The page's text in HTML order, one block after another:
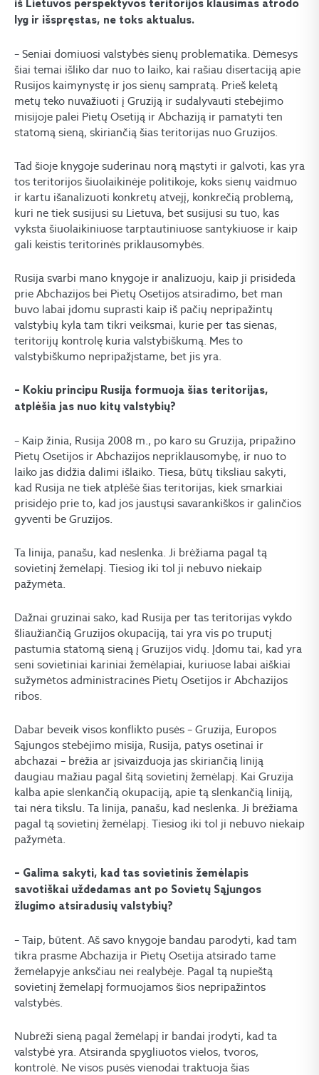
iš Lietuvos perspektyvos teritorijos klausimas atrodo
lyg ir išspręstas, ne toks aktualus.
– Seniai domiuosi valstybės sienų problematika. Dėmesys
šiai temai išliko dar nuo to laiko, kai rašiau disertaciją apie
Rusijos kaimynystę ir jos sienų sampratą. Prieš keletą
metų teko nuvažiuoti į Gruziją ir sudalyvauti stebėjimo
misijoje palei Pietų Osetiją ir Abchaziją ir pamatyti ten
statomą sieną, skiriančią šias teritorijas nuo Gruzijos.
Tad šioje knygoje suderinau norą mąstyti ir galvoti, kas yra
tos teritorijos šiuolaikinėje politikoje, koks sienų vaidmuo
ir kartu išanalizuoti konkretų atvejį, konkrečią problemą,
kuri ne tiek susijusi su Lietuva, bet susijusi su tuo, kas
vyksta šiuolaikiniuose tarptautiniuose santykiuose ir kaip
gali keistis teritorinės priklausomybės.
Rusija svarbi mano knygoje ir analizuoju, kaip ji prisideda
prie Abchazijos bei Pietų Osetijos atsiradimo, bet man
buvo labai įdomu suprasti kaip iš pačių nepripažintų
valstybių kyla tam tikri veiksmai, kurie per tas sienas,
teritorijų kontrolę kuria valstybiškumą. Mes to
valstybiškumo nepripažįstame, bet jis yra.
– Kokiu principu Rusija formuoja šias teritorijas,
atplėšia jas nuo kitų valstybių?
– Kaip žinia, Rusija 2008 m., po karo su Gruzija, pripažino
Pietų Osetijos ir Abchazijos nepriklausomybę, ir nuo to
laiko jas didžia dalimi išlaiko. Tiesa, būtų tiksliau sakyti,
kad Rusija ne tiek atplėšė šias teritorijas, kiek smarkiai
prisidėjo prie to, kad jos jaustųsi savarankiškos ir galinčios
gyventi be Gruzijos.
Ta linija, panašu, kad neslenka. Ji brėžiama pagal tą
sovietinį žemėlapį. Tiesiog iki tol ji nebuvo niekaip
pažymėta.
Dažnai gruzinai sako, kad Rusija per tas teritorijas vykdo
šliaužiančią Gruzijos okupaciją, tai yra vis po truputį
pastumia statomą sieną į Gruzijos vidų. Įdomu tai, kad yra
seni sovietiniai kariniai žemėlapiai, kuriuose labai aiškiai
sužymėtos administracinės Pietų Osetijos ir Abchazijos
ribos.
Dabar beveik visos konflikto pusės – Gruzija, Europos
Sąjungos stebėjimo misija, Rusija, patys osetinai ir
abchazai – brėžia ar įsivaizduoja jas skiriančią liniją
daugiau mažiau pagal šitą sovietinį žemėlapį. Kai Gruzija
kalba apie slenkančią okupaciją, apie tą slenkančią liniją,
tai nėra tikslu. Ta linija, panašu, kad neslenka. Ji brėžiama
pagal tą sovietinį žemėlapį. Tiesiog iki tol ji nebuvo niekaip
pažymėta.
– Galima sakyti, kad tas sovietinis žemėlapis
savotiškai uždedamas ant po Sovietų Sąjungos
žlugimo atsiradusių valstybių?
– Taip, būtent. Aš savo knygoje bandau parodyti, kad tam
tikra prasme Abchazija ir Pietų Osetija atsirado tame
žemėlapyje anksčiau nei realybėje. Pagal tą nupieštą
sovietinį žemėlapį formuojamos šios nepripažintos
valstybės.
Nubrėži sieną pagal žemėlapį ir bandai įrodyti, kad ta
valstybė yra. Atsiranda spygliuotos vielos, tvoros,
kontrolė. Ne visos pusės vienodai traktuoja šias